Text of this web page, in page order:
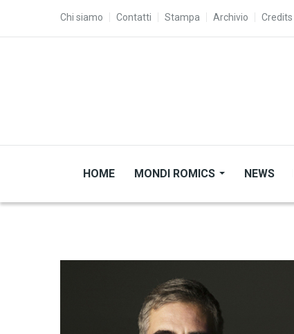
TOP MENU
Chi siamo Contatti Stampa Archivio Credits
HOME MONDI ROMICS NEWS